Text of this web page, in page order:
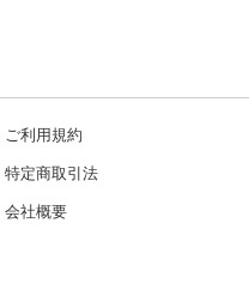
ご利用規約
特定商取引法
会社概要